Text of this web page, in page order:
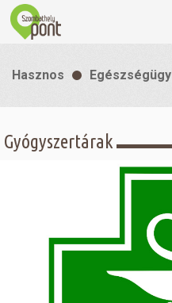
Látnivalók
Szállás
Hasznos Egészségügy
Gyógyszertárak